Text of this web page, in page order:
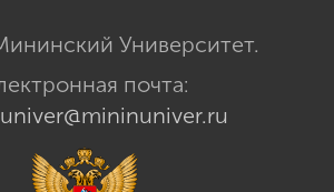
Университет.
почта: